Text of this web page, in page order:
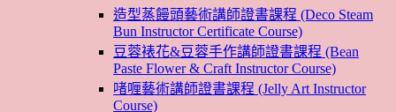
造型蒸饅頭藝術講師證書課程 (Deco Steam
Bun Instructor Certificate Course)
豆蓉裱花&豆蓉手作講師證書課程 (Bean
Paste Flower & Craft Instructor Course)
啫喱藝術講師證書課程 (Jelly Art Instructor
Course)